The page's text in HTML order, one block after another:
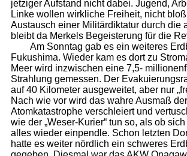
jetziger Aufstand nicht dabei. Jugend,
Linke wollen wirkliche Freiheit, nicht
Austausch einer Militärdiktatur durch die
bleibt da Merkels Begeisterung für die
Am Sonntag gab es ein weiteres
Fukushima. Wieder kam es dort zu
Meer wird inzwischen eine 7,5-
Strahlung gemessen. Der
auf 40 Kilometer ausgeweitet, aber nur
Nach wie vor wird das wahre Ausmaß der
Atomkatastrophe verschleiert und
wie der „Weser-Kurier“ tun so, als ob
alles wieder einpendle. Schon letzten
hatte es weiter nördlich ein schweres